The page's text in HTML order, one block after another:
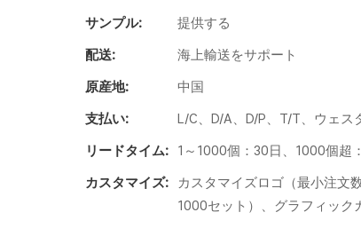
サンプル: 提供する
配送: 海上輸送をサポート
原産地: 中国
支払い: L/C、D/A、D/P、T/T、ウェス
リードタイム: 1～1000個：30日、1000個超
カスタマイズ:
カスタマイズロゴ（最小注文
1000セット）、グラフィック